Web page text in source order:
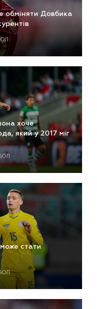
обміняти Довбика
хоче
який у 2017 міг
може стати